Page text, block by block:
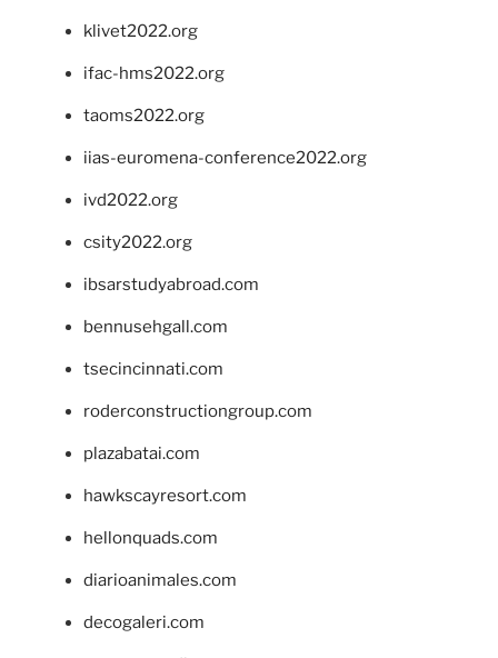
klivet2022.org
ifac-hms2022.org
taoms2022.org
iias-euromena-conference2022.org
ivd2022.org
csity2022.org
ibsarstudyabroad.com
bennusehgall.com
tsecincinnati.com
roderconstructiongroup.com
plazabatai.com
hawkscayresort.com
hellonquads.com
diarioanimales.com
decogaleri.com